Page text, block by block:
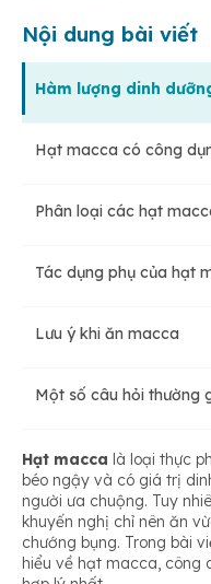
Nội dung bài viết
Hàm lượng dinh
Hạt macca có công
Giảm nguy cơ của hội
Bảo vệ sức khỏe não
Phân loại các hạt
Macca Úc
Macca Việt Nam
Tác dụng phụ của hạt
Lưu ý khi ăn macca
Một số câu hỏi thường
Hạt macca là loại thực
béo ngậy và có giá trị
người ưa chuộng. Tuy
khuyến nghị chỉ nên ăn
chướng bụng. Trong bài
hiểu về hạt macca, công